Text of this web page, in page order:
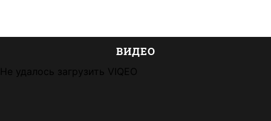
ВИДЕО
Не удалось загрузить VIQEO